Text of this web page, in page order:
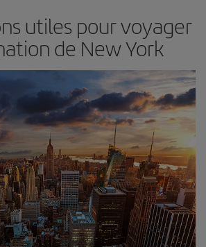
utiles pour voyager
de New York